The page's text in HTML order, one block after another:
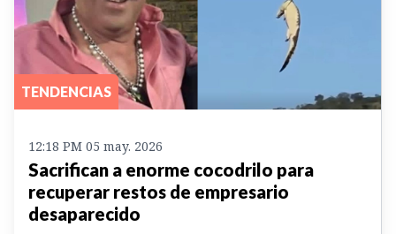
TENDENCIAS
12:18 PM 05 may. 2026
Sacrifican a enorme cocodrilo para
recuperar restos de empresario
desaparecido